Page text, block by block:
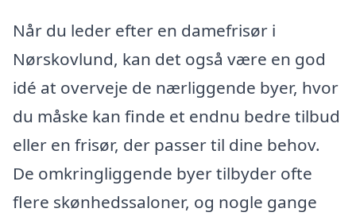
Når du leder efter en damefrisør i
Nørskovlund, kan det også være en god
idé at overveje de nærliggende byer, hvor
du måske kan finde et endnu bedre tilbud
eller en frisør, der passer til dine behov.
De omkringliggende byer tilbyder ofte
flere skønhedssaloner, og nogle gange